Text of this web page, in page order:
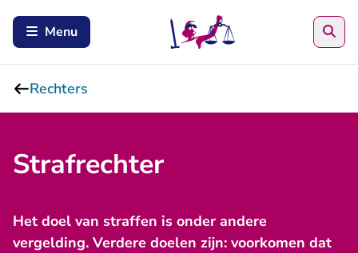
Menu
Rechters
Strafrechter
Het doel van straffen is onder andere
vergelding. Verdere doelen zijn: voorkomen dat